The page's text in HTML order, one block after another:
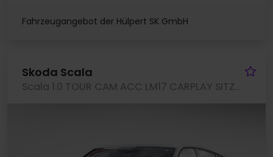
Fahrzeugangebot der Hülpert SK GmbH
Skoda Scala
Scala 1.0 TOUR CAM ACC LM17 CARPLAY SITZHEIZUNG